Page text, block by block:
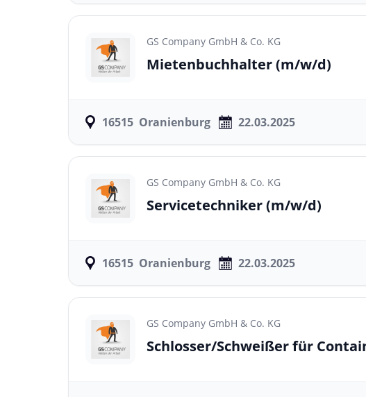
GS Company GmbH & Co. KG
Mietenbuchhalter(m/w/d)
16515 Oranienburg 22.03.2025
GS Company GmbH & Co. KG
Servicetechniker(m/w/d)
16515 Oranienburg 22.03.2025
GS Company GmbH & Co. KG
Schlosser/Schweißer für